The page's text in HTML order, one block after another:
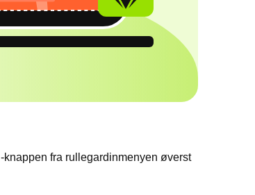
-knappen fra rullegardinmenyen øverst